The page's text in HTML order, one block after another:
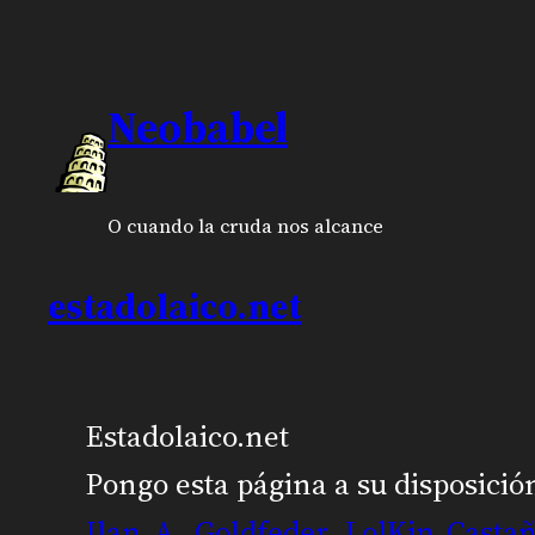
Neobabel
O cuando la cruda nos alcance
estadolaico.net
Estadolaico.net
Pongo esta página a su